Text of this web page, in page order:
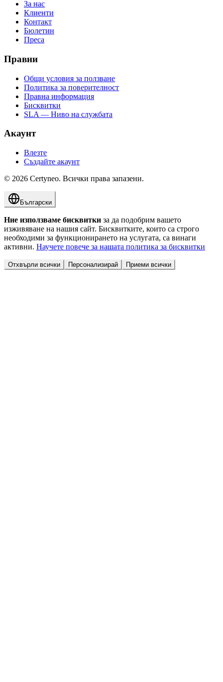
За нас
Клиенти
Контакт
Бюлетин
Преса
Правни
Общи условия за ползване
Политика за поверителност
Правна информация
Бисквитки
SLA — Ниво на службата
Акаунт
Влезте
Създайте акаунт
© 2026 Certyneo. Всички права запазени.
Български
Ние използваме бисквитки за да подобрим вашето
изживяване на нашия сайт. Бисквитките, които са строго
необходими за функционирането на услугата, са винаги
активни. Научете повече за нашата политика за бисквитки
Отхвърли всички Персонализирай Приеми всички